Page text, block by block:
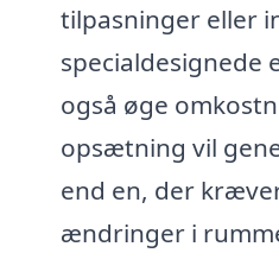
tilpasninger eller
specialdesignede
også øge
opsætning vil
end en, der
ændringer i